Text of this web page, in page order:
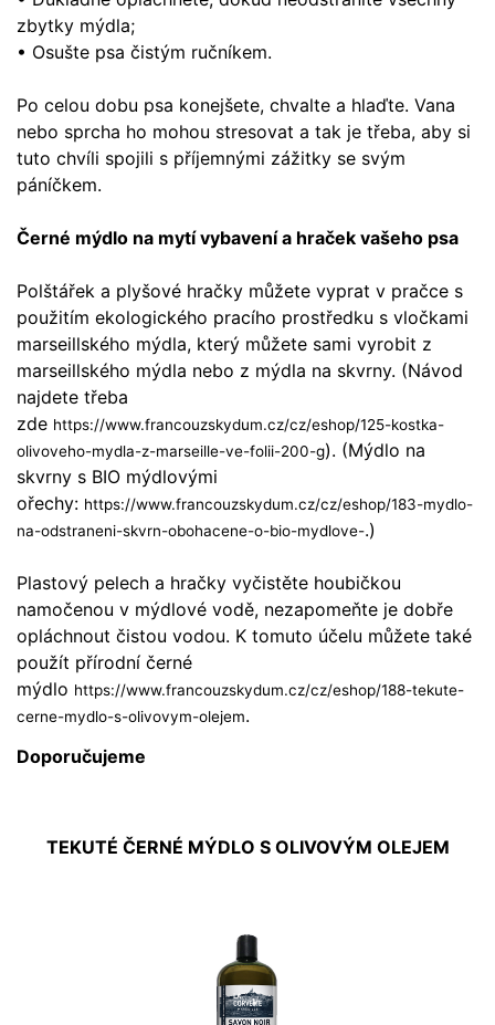
zbytky mýdla;
• Osušte psa čistým ručníkem.
Po celou dobu psa konejšete, chvalte a hlaďte. Vana
nebo sprcha ho mohou stresovat a tak je třeba, aby si
tuto chvíli spojili s příjemnými zážitky se svým
páníčkem.
Černé mýdlo na mytí vybavení a hraček vašeho psa
Polštářek a plyšové hračky můžete vyprat v pračce s
použitím ekologického pracího prostředku s vločkami
marseillského mýdla, který můžete sami vyrobit z
marseillského mýdla nebo z mýdla na skvrny. (Návod
najdete třeba
zde https://www.francouzskydum.cz/cz/eshop/125-kostka-
olivoveho-mydla-z-marseille-ve-folii-200-g). (Mýdlo na
skvrny s BIO mýdlovými
ořechy: https://www.francouzskydum.cz/cz/eshop/183-mydlo-
na-odstraneni-skvrn-obohacene-o-bio-mydlove-.)
Plastový pelech a hračky vyčistěte houbičkou
namočenou v mýdlové vodě, nezapomeňte je dobře
opláchnout čistou vodou. K tomuto účelu můžete také
použít přírodní černé
mýdlo https://www.francouzskydum.cz/cz/eshop/188-tekute-
cerne-mydlo-s-olivovym-olejem.
Doporučujeme
TEKUTÉ ČERNÉ MÝDLO S OLIVOVÝM OLEJEM